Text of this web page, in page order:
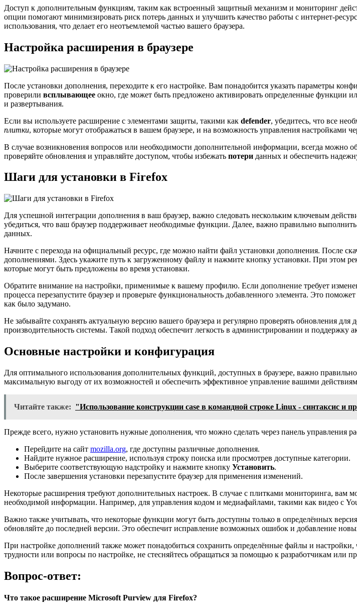
Доступ к дополнительным функциям, таким как встроенный защитный механизм и мониторинг
опции помогают минимизировать риск потерь данных и улучшить качество работы с интернет-
использования, что делает его неотъемлемой частью вашего браузера.
Настройка расширения в браузере
После установки дополнения, переходите к его настройке. Вам понадобится указать параметры
проверили всплывающее окно, где может быть предложено активировать определенные функции
и развертывания.
Если вы используете расширение с элементами защиты, такими как defender, убедитесь, что все
плитки, которые могут отображаться в вашем браузере, и на возможность управления настройками
В случае возникновения вопросов или необходимости дополнительной информации, всегда можно
проверяйте обновления и управляйте доступом, чтобы избежать потери данных и обеспечить
Шаги для установки в Firefox
Для успешной интеграции дополнения в ваш браузер, важно следовать нескольким ключевым
убедиться, что ваш браузер поддерживает необходимые функции. Далее, важно правильно
данных.
Начните с перехода на официальный ресурс, где можно найти файл установки дополнения. После
дополнениями. Здесь укажите путь к загруженному файлу и нажмите кнопку установки. При этом
которые могут быть предложены во время установки.
Обратите внимание на настройки, применимые к вашему профилю. Если дополнение требует
процесса перезапустите браузер и проверьте функциональность добавленного элемента. Это
как было задумано.
Не забывайте сохранять актуальную версию вашего браузера и регулярно проверять обновления
производительность системы. Такой подход обеспечит легкость в администрировании и поддержку
Основные настройки и конфигурация
Для оптимального использования дополнительных функций, доступных в браузере, важно
максимальную выгоду от их возможностей и обеспечить эффективное управление вашими
Читайте также: "Использование конструкции case в командной строке Linux - синтаксис и
Прежде всего, нужно установить нужные дополнения, что можно сделать через панель
Перейдите на сайт mozilla.org, где доступны различные дополнения.
Найдите нужное расширение, используя строку поиска или просмотрев доступные категории.
Выберите соответствующую надстройку и нажмите кнопку Установить.
После завершения установки перезапустите браузер для применения изменений.
Некоторые расширения требуют дополнительных настроек. В случае с плитками мониторинга, вам
необходимой информации. Например, для управления кодом и медиафайлами, такими как видео с
Важно также учитывать, что некоторые функции могут быть доступны только в определённых
обновляйте до последней версии. Это обеспечит исправление возможных ошибок и добавление
При настройке дополнений также может понадобиться сохранить определённые файлы и
трудности или вопросы по настройке, не стесняйтесь обращаться за помощью к разработчикам или
Вопрос-ответ:
Что такое расширение Microsoft Purview для Firefox?